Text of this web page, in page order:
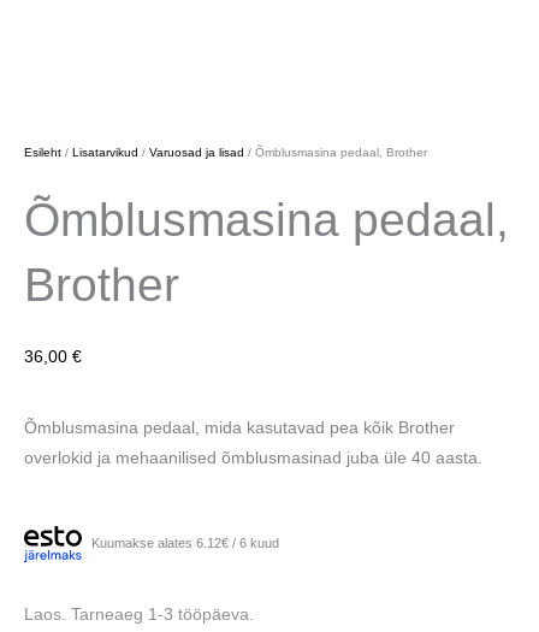
Esileht / Lisatarvikud / Varuosad ja lisad / Õmblusmasina pedaal, Brother
Õmblusmasina pedaal,
Brother
36,00 €
Õmblusmasina pedaal, mida kasutavad pea kõik Brother
overlokid ja mehaanilised õmblusmasinad juba üle 40 aasta.
Kuumakse alates 6.12€ / 6 kuud
Laos. Tarneaeg 1-3 tööpäeva.
Õmblusmasina